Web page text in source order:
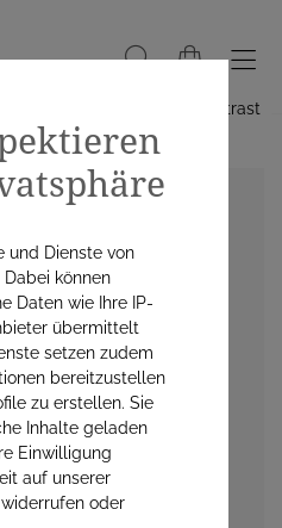
Hoher Kontrast
und Dienste von
können
Daten wie Ihre IP-
übermittelt
setzen zudem
bereitzustellen
zu erstellen. Sie
Inhalte geladen
Einwilligung
auf unserer
oder